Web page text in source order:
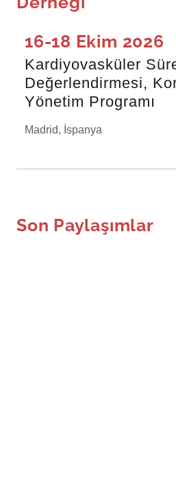
Kardiyovasküler
Değerlendirmesi,
Yönetim Programı